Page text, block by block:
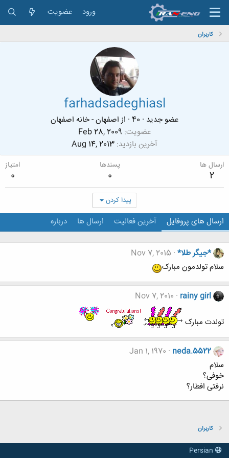
ورود عضویت
کاربران
farhadsadeghiasl
عضو جدید ·
· از اصفهان - خانه اصفهان
عضویت Feb 28, 2009
آخرین بازدید Aug 14, 2013
ارسال ها
2
پسندها
0
امتیاز
0
پیدا کردن
ارسال های پروفایل آخرین فعالیت ارسال ها درباره
*جیگر طلا* Nov 7, 2015
سلام تولدمون مبارک
rainy girl
Nov 7, 2010
تولدت مبارک
neda.5522
Jan 1, 1970
سلام
خوفی؟
نرفتی افطار؟
کاربران